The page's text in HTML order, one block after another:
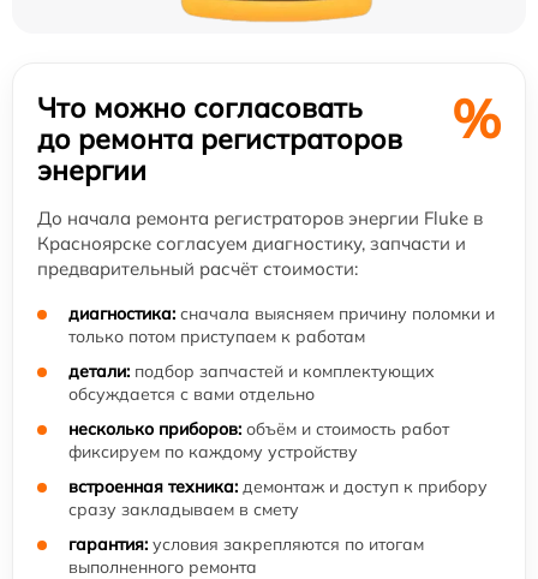
Что можно согласовать
до ремонта регистраторов
энергии
%
До начала ремонта регистраторов энергии Fluke в
Красноярске согласуем диагностику, запчасти и
предварительный расчёт стоимости:
диагностика: сначала выясняем причину поломки и
только потом приступаем к работам
детали: подбор запчастей и комплектующих
обсуждается с вами отдельно
несколько приборов: объём и стоимость работ
фиксируем по каждому устройству
встроенная техника: демонтаж и доступ к прибору
сразу закладываем в смету
гарантия: условия закрепляются по итогам
выполненного ремонта